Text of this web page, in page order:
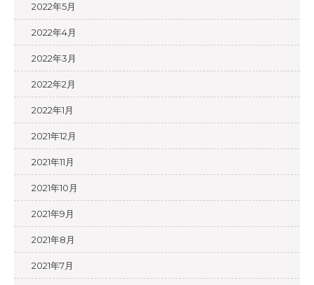
2022年5月
2022年4月
2022年3月
2022年2月
2022年1月
2021年12月
2021年11月
2021年10月
2021年9月
2021年8月
2021年7月